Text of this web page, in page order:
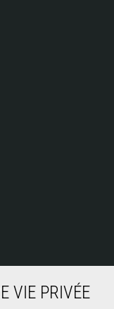
VIE PRIVÉE